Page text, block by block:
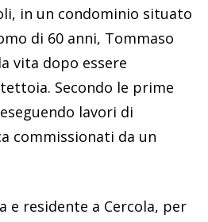
in un condominio situato
di 60 anni, Tommaso
vita dopo essere
Secondo le prime
lavori di
commissionati da un
e residente a Cercola, per